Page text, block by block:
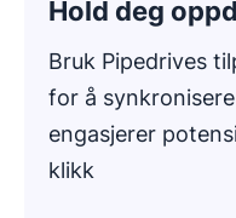
Hold deg
Bruk Pipedrives
for å
engasjerer
klikk